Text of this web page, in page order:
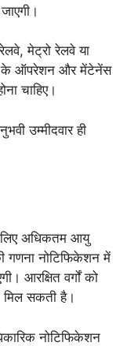
मेट्रो रेलवे या
के ऑपरेशन और मेंटेनेंस
चाहिए।
उम्मीदवार ही
अधिकतम आयु
गणना नोटिफिकेशन में
आरक्षित वर्गों को
सकती है।
नोटिफिकेशन